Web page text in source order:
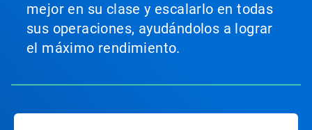
mejor en su clase y escalarlo en todas
sus operaciones, ayudándolos a lograr
el máximo rendimiento.